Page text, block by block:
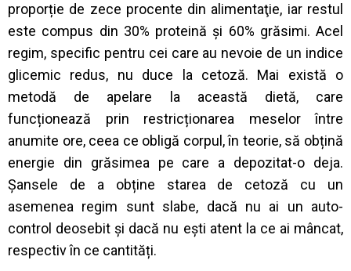
proporție de zece procente din alimentaţie, iar restul
este compus din 30% proteină și 60% grăsimi. Acel
regim, specific pentru cei care au nevoie de un indice
glicemic redus, nu duce la cetoză. Mai există o
metodă de apelare la această dietă, care
funcționează prin restricționarea meselor între
anumite ore, ceea ce obligă corpul, în teorie, să obțină
energie din grăsimea pe care a depozitat-o deja.
Șansele de a obține starea de cetoză cu un
asemenea regim sunt slabe, dacă nu ai un auto-
control deosebit și dacă nu ești atent la ce ai mâncat,
respectiv în ce cantități.